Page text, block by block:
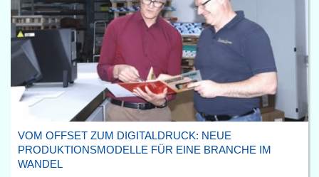
VOM OFFSET ZUM DIGITALDRUCK: NEUE
PRODUKTIONSMODELLE FÜR EINE BRANCHE IM
WANDEL